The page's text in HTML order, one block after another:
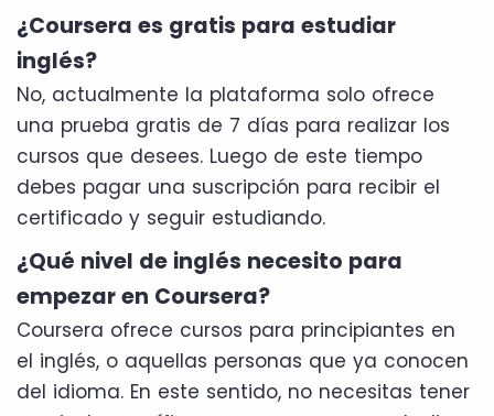
¿Coursera es gratis para estudiar
inglés?
No, actualmente la plataforma solo ofrece
una prueba gratis de 7 días para realizar los
cursos que desees. Luego de este tiempo
debes pagar una suscripción para recibir el
certificado y seguir estudiando.
¿Qué nivel de inglés necesito para
empezar en Coursera?
Coursera ofrece cursos para principiantes en
el inglés, o aquellas personas que ya conocen
del idioma. En este sentido, no necesitas tener